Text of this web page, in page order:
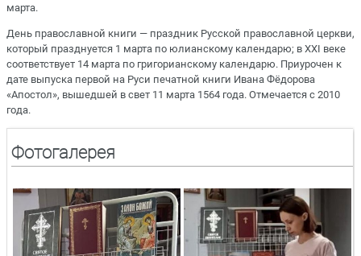
марта.
День православной книги — праздник Русской православной церкви,
который празднуется 1 марта по юлианскому календарю; в XXI веке
соответствует 14 марта по григорианскому календарю. Приурочен к
дате выпуска первой на Руси печатной книги Ивана Фёдорова
«Апостол», вышедшей в свет 11 марта 1564 года. Отмечается с 2010
года.
Фотогалерея